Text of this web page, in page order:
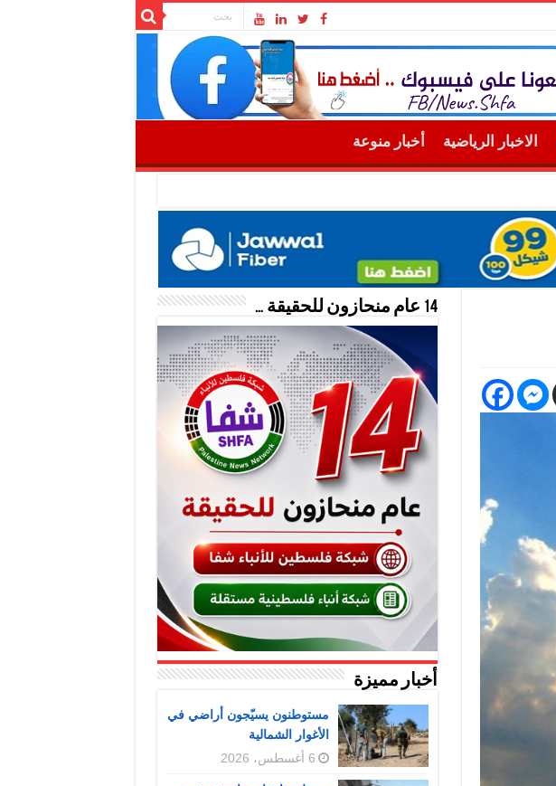
الاخبار الرياضية أخبار منوعة
14 عام منحازون للحقيقة …
أخبار مميزة
مستوطنون يسيّجون أراضي في
الأغوار الشمالية
6 أغسطس، 2026